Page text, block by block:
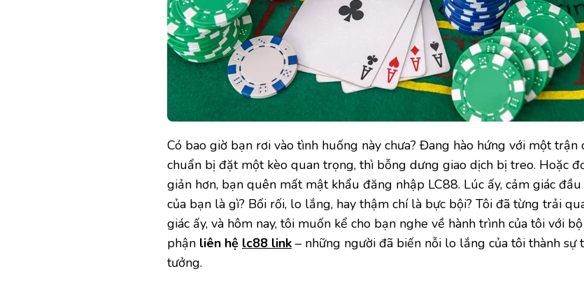
Có bao giờ bạn rơi vào tình huống này chưa? Đang hào hứng với một trận
chuẩn bị đặt một kèo quan trọng, thì bỗng dưng giao dịch bị treo. Hoặc
giản hơn, bạn quên mất mật khẩu đăng nhập LC88. Lúc ấy, cảm giác
của bạn là gì? Bối rối, lo lắng, hay thậm chí là bực bội? Tôi đã từng trải
giác ấy, và hôm nay, tôi muốn kể cho bạn nghe về hành trình của tôi với bộ
phận liên hệ lc88 link – những người đã biến nỗi lo lắng của tôi thành sự
tưởng.